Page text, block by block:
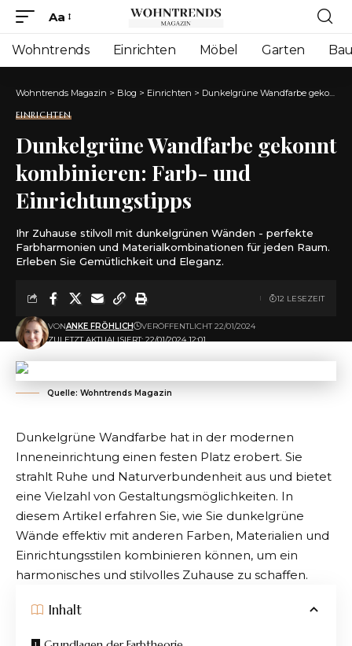
Font
Resizer
Aa
Wohntrends Einrichten Möbel Garten
Wohntrends Magazin > Blog > Einrichten > Dunkelgrüne Wandfarbe gekonnt kombinieren: Farb- und Einrichtungstipps
EINRICHTEN
Dunkelgrüne Wandfarbe gekonnt
kombinieren: Farb- und
Einrichtungstipps
Ihr Zuhause stilvoll mit dunkelgrünen Wänden - perfekte
Farbharmonien und Materialkombinationen für jeden Raum.
Erleben Sie Gemütlichkeit und Eleganz.
ZULETZT AKTUALISIERT: 22/01/2024 12:01
VONANKE FRÖHLICH VERÖFFENTLICHT 22/01/2024
12 LESEZEIT
Quelle: Wohntrends Magazin
Dunkelgrüne Wandfarbe hat in der modernen
Inneneinrichtung einen festen Platz erobert. Sie
strahlt Ruhe und Naturverbundenheit aus und bietet
eine Vielzahl von Gestaltungsmöglichkeiten. In
diesem Artikel erfahren Sie, wie Sie dunkelgrüne
Wände effektiv mit anderen Farben, Materialien und
Einrichtungsstilen kombinieren können, um ein
harmonisches und stilvolles Zuhause zu schaffen.
Inhalt